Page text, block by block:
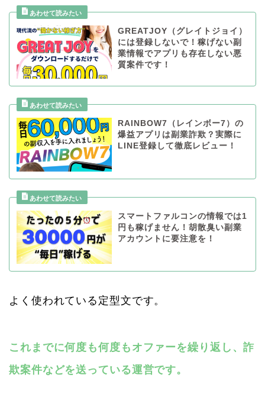
GREATJOY（グレイトジョイ）
には登録しないで！稼げない副
業情報でアプリも存在しない悪
質案件です！
RAINBOW7（レインボー7）の
爆益アプリは副業詐欺？実際に
LINE登録して徹底レビュー！
スマートファルコンの情報では1
円も稼げません！胡散臭い副業
アカウントに要注意を！
よく使われている定型文です。
これまでに何度も何度もオファーを繰り返し、詐
欺案件などを送っている運営です。